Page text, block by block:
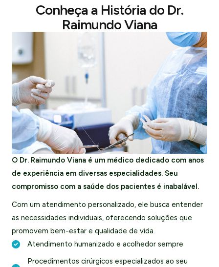
Conheça a História do Dr.
Raimundo Viana
O Dr. Raimundo Viana é um médico dedicado com anos
de experiência em diversas especialidades. Seu
compromisso com a saúde dos pacientes é inabalável.
Com um atendimento personalizado, ele busca entender
as necessidades individuais, oferecendo soluções que
promovem bem-estar e qualidade de vida.
Atendimento humanizado e acolhedor sempre
Procedimentos cirúrgicos especializados ao seu